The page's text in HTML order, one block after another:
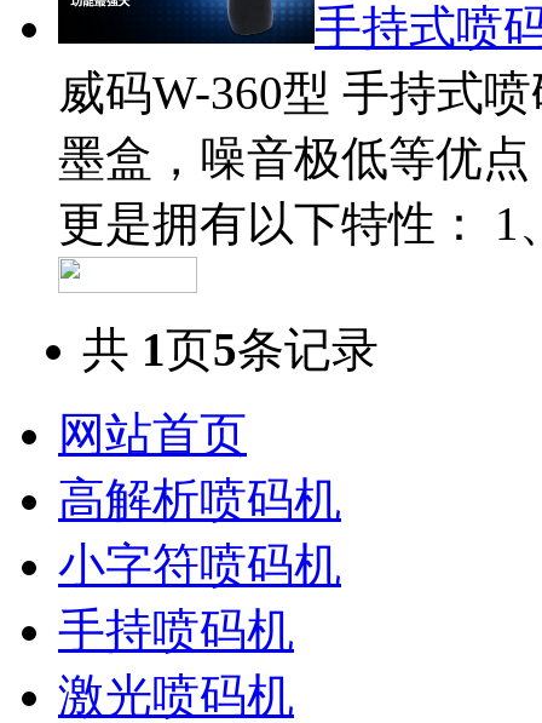
手持式喷
威码W-360型 手持式
墨盒，噪音极低等优
更是拥有以下特性： 1
共 1页5条记录
网站首页
高解析喷码机
小字符喷码机
手持喷码机
激光喷码机